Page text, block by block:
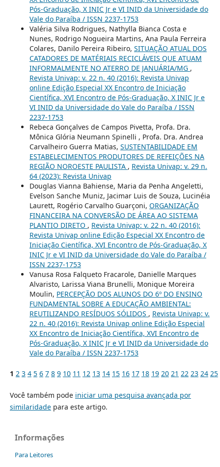
Pós-Graduação, X INIC Jr e VI INID da Universidade do
Vale do Paraíba / ISSN 2237-1753
Valéria Silva Rodrigues, Nathylla Bianca Costa e
Nunes, Rodrigo Nogueira Martins, Ana Paula Ferreira
Colares, Danilo Pereira Ribeiro, SITUAÇÃO ATUAL DOS
CATADORES DE MATÉRIAIS RECICLÁVEIS QUE ATUAM
INFORMALMENTE NO ATERRO DE JANUÁRIA/MG ,
Revista Univap: v. 22 n. 40 (2016): Revista Univap
online Edição Especial XX Encontro de Iniciação
Científica, XVI Encontro de Pós-Graduação, X INIC Jr e
VI INID da Universidade do Vale do Paraíba / ISSN
2237-1753
Rebeca Gonçalves de Campos Pivetta, Profa. Dra.
Mônica Glória Neumann Spinelli , Profa. Dra. Andrea
Carvalheiro Guerra Matias, SUSTENTABILIDADE EM
ESTABELECIMENTOS PRODUTORES DE REFEIÇÕES NA
REGIÃO NOROESTE PAULISTA , Revista Univap: v. 29 n.
64 (2023): Revista Univap
Douglas Vianna Bahiense, Maria da Penha Angeletti,
Evelson Sanche Muniz, Jacimar Luis de Souza, Lucinéia
Laurett, Rogério Carvalho Guarçoni, ORGANIZAÇÃO
FINANCEIRA NA CONVERSÃO DE ÁREA AO SISTEMA
PLANTIO DIRETO , Revista Univap: v. 22 n. 40 (2016):
Revista Univap online Edição Especial XX Encontro de
Iniciação Científica, XVI Encontro de Pós-Graduação, X
INIC Jr e VI INID da Universidade do Vale do Paraíba /
ISSN 2237-1753
Vanusa Rosa Falqueto Fracarole, Danielle Marques
Alvaristo, Larissa Viana Brunelli, Monique Moreira
Moulin, PERCEPÇÃO DOS ALUNOS DO 6º DO ENSINO
FUNDAMENTAL SOBRE A EDUCAÇÃO AMBIENTAL:
REUTILIZANDO RESÍDUOS SÓLIDOS , Revista Univap: v.
22 n. 40 (2016): Revista Univap online Edição Especial
XX Encontro de Iniciação Científica, XVI Encontro de
Pós-Graduação, X INIC Jr e VI INID da Universidade do
Vale do Paraíba / ISSN 2237-1753
1 2 3 4 5 6 7 8 9 10 11 12 13 14 15 16 17 18 19 20 21 22 23 24 25
Você também pode iniciar uma pesquisa avançada por
similaridadepara este artigo.
Informações
Para Leitores